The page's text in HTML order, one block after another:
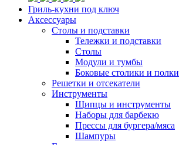
Гриль-кухни под ключ
Аксессуары
Столы и подставки
Тележки и подставки
Столы
Модули и тумбы
Боковые столики и полки
Решетки и отсекатели
Инструменты
Щипцы и инструменты
Наборы для барбекю
Прессы для бургера/мяса
Шампуры